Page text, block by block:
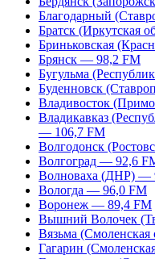
Благодарный
Братск (Иркутская
Бриньковская
Брянск — 98,2 FM
Бугульма
Буденновск
Владивосток
Владикавказ
— 106,7 FM
Волгодонск
Волгоград — 92,6
Волноваха (ДНР) —
Вологда — 96,0 FM
Воронеж — 89,4 FM
Вышний Волочек
Вязьма
Гагарин